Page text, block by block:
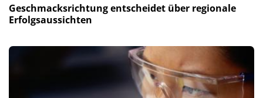
Geschmacksrichtung entscheidet über regionale
Erfolgsaussichten